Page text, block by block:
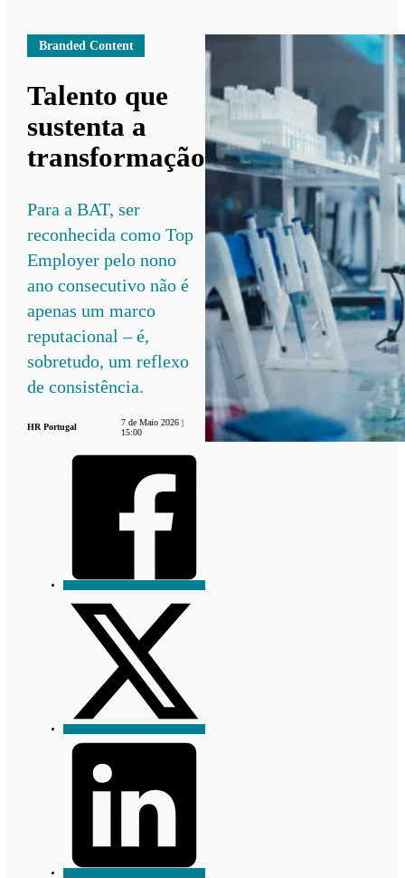
Branded Content
Talento que
sustenta a
transformação
Para a BAT, ser
reconhecida como Top
Employer pelo nono
ano consecutivo não é
apenas um marco
reputacional – é,
sobretudo, um reflexo
de consistência.
HR Portugal
7 de Maio 2026 |
15:00